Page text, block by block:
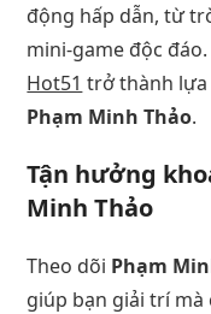
động hấp dẫn, từ
mini-game độc
Hot51 trở thành lựa
Phạm Minh Thảo.
Tận hưởng
Minh Thảo
Theo dõi Phạm
giúp bạn giải trí mà